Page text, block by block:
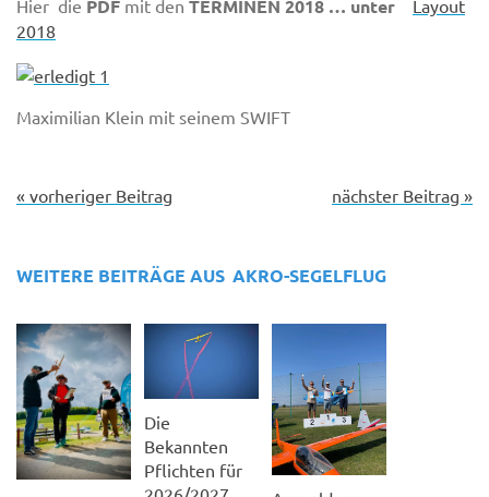
Hier die PDF mit den TERMINEN 2018 … unter
Layout
2018
Maximilian Klein mit seinem SWIFT
« vorheriger Beitrag nächster Beitrag »
WEITERE BEITRÄGE AUS AKRO-SEGELFLUG
Die
Bekannten
Pflichten für